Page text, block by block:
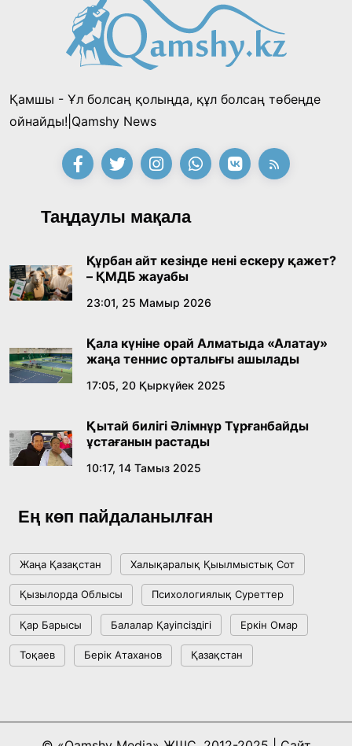
Қамшы - Ұл болсаң қолыңда, құл болсаң төбеңде
ойнайды!|Qamshy News
Таңдаулы мақала
Құрбан айт кезінде нені ескеру қажет?
– ҚМДБ жауабы
23:01, 25 Мамыр 2026
Қала күніне орай Алматыда «Алатау»
жаңа теннис орталығы ашылады
17:05, 20 Қыркүйек 2025
Қытай билігі Әлімнұр Тұрғанбайды
ұстағанын растады
10:17, 14 Тамыз 2025
Ең көп пайдаланылған
Жаңа Қазақстан Халықаралық Қыылмыстық Сот
Қызылорда Облысы Психологиялық Суреттер
Қар Барысы Балалар Қауіпсіздігі Еркін Омар
Тоқаев Берік Атаханов Қазақстан